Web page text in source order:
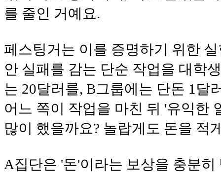
를 줄인 거예요.
페스팅거는 이를 증명하기 위한
안 실패를 감는 단순 작업을 대학
는 20달러를, B그룹에는 단돈 1달
어느 쪽이 작업을 마친 뒤 '유익한
많이 했을까요? 놀랍게도 돈을 적
A집단은 '돈'이라는 보상을 충분